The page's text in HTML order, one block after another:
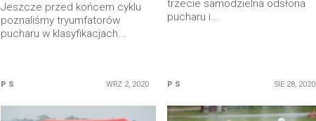
Jeszcze przed końcem cyklu
poznaliśmy tryumfatorów
pucharu w klasyfikacjach...
P S WRZ 2, 2020
trzecie samodzielna odsłona
pucharu i...
P S SIE 28, 2020